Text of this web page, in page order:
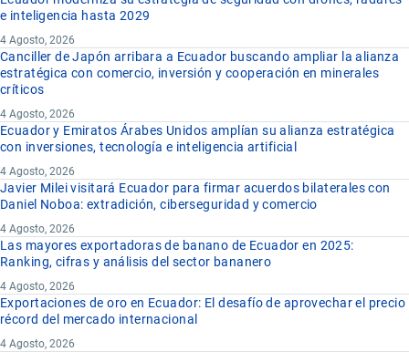
e inteligencia hasta 2029
4 Agosto, 2026
Canciller de Japón arribara a Ecuador buscando ampliar la alianza
estratégica con comercio, inversión y cooperación en minerales
críticos
4 Agosto, 2026
Ecuador y Emiratos Árabes Unidos amplían su alianza estratégica
con inversiones, tecnología e inteligencia artificial
4 Agosto, 2026
Javier Milei visitará Ecuador para firmar acuerdos bilaterales con
Daniel Noboa: extradición, ciberseguridad y comercio
4 Agosto, 2026
Las mayores exportadoras de banano de Ecuador en 2025:
Ranking, cifras y análisis del sector bananero
4 Agosto, 2026
Exportaciones de oro en Ecuador: El desafío de aprovechar el precio
récord del mercado internacional
4 Agosto, 2026